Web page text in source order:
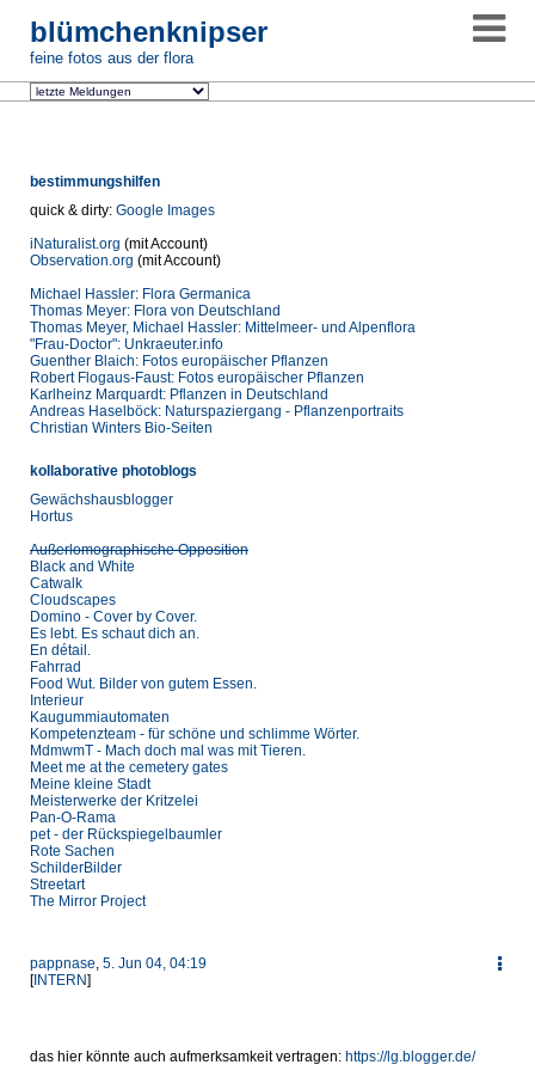
blümchenknipser
feine fotos aus der flora
bestimmungshilfen
quick & dirty: Google Images
iNaturalist.org (mit Account)
Observation.org (mit Account)
Michael Hassler: Flora Germanica
Thomas Meyer: Flora von Deutschland
Thomas Meyer, Michael Hassler: Mittelmeer- und Alpenflora
Frau-Doctor : Unkraeuter.info
Guenther Blaich: Fotos europäischer Pflanzen
Robert Flogaus-Faust: Fotos europäischer Pflanzen
Karlheinz Marquardt: Pflanzen in Deutschland
Andreas Haselböck: Naturspaziergang - Pflanzenportraits
Christian Winters Bio-Seiten
kollaborative photoblogs
Gewächshausblogger
Hortus
Außerlomographische Opposition
Black and White
Catwalk
Cloudscapes
Domino - Cover by Cover.
Es lebt. Es schaut dich an.
En détail.
Fahrrad
Food Wut. Bilder von gutem Essen.
Interieur
Kaugummiautomaten
Kompetenzteam - für schöne und schlimme Wörter.
MdmwmT - Mach doch mal was mit Tieren.
Meet me at the cemetery gates
Meine kleine Stadt
Meisterwerke der Kritzelei
Pan-O-Rama
pet - der Rückspiegelbaumler
Rote Sachen
SchilderBilder
Streetart
The Mirror Project
pappnase, 5. Jun 04, 04:19
[INTERN]
das hier könnte auch aufmerksamkeit vertragen: https://lg.blogger.de/